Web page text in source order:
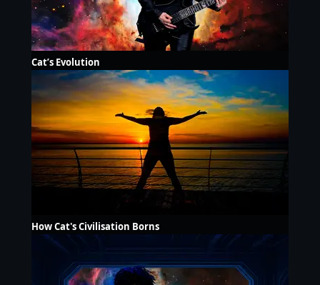
Cat’s Evolution
How Cat's Civilisation Borns